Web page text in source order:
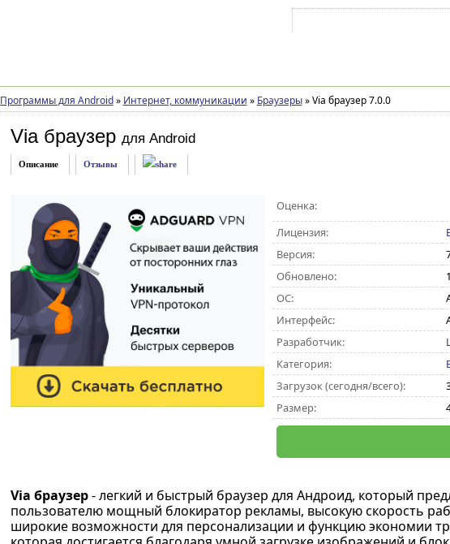
Программы для Android » Интернет, коммуникации » Браузеры »Via браузер 7.0.0
Via браузер для Android
Описание Отзывы
Оценка:
Лицензия:
Версия:
Обновлено:
ОС:
Интерфейс:
Разработчик:
Категория:
Загрузок (сегодня/всего):
Размер:
Via браузер- легкий и быстрый браузер для Андроид, который
пользователю мощный блокиратор рекламы, высокую скорость
широкие возможности для персонализации и функцию экономии